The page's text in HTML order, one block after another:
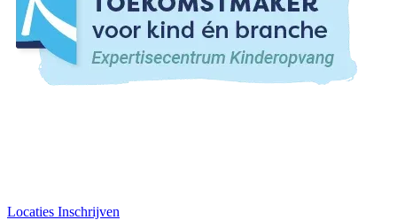
Locaties Inschrijven